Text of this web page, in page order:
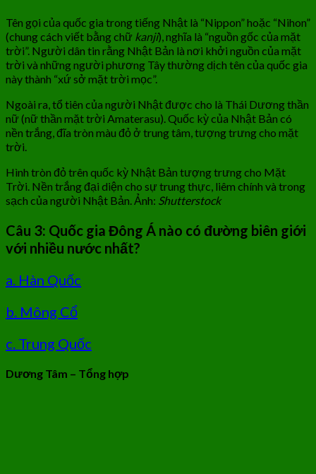
Tên gọi của quốc gia trong tiếng Nhật là “Nippon” hoặc “Nihon”
(chung cách viết bằng chữ kanji), nghĩa là “nguồn gốc của mặt
trời”. Người dân tin rằng Nhật Bản là nơi khởi nguồn của mặt
trời và những người phương Tây thường dịch tên của quốc gia
này thành “xứ sở mặt trời mọc”.
Ngoài ra, tổ tiên của người Nhật được cho là Thái Dương thần
nữ (nữ thần mặt trời Amaterasu). Quốc kỳ của Nhật Bản có
nền trắng, đĩa tròn màu đỏ ở trung tâm, tượng trưng cho mặt
trời.
Hình tròn đỏ trên quốc kỳ Nhật Bản tượng trưng cho Mặt
Trời. Nền trắng đại diện cho sự trung thực, liêm chính và trong
sạch của người Nhật Bản. Ảnh: Shutterstock
Câu 3: Quốc gia Đông Á nào có đường biên giới
với nhiều nước nhất?
a. Hàn Quốc
b. Mông Cổ
c. Trung Quốc
Dương Tâm – Tổng hợp